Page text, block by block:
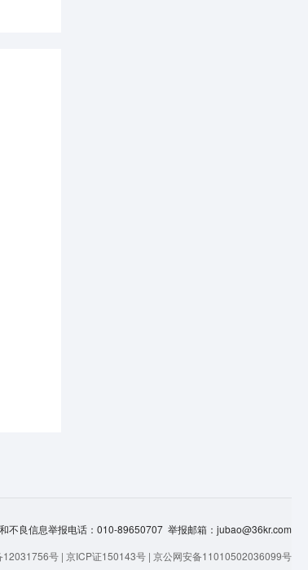
不良信息举报电话：010-89650707 举报邮箱：jubao@36kr.com
12031756号 | 京ICP证150143号 | 京公网安备11010502036099号